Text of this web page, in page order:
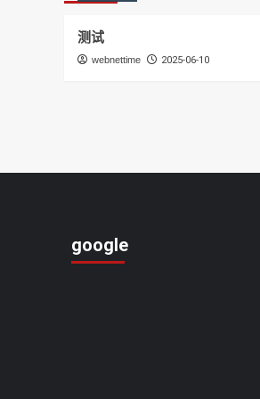
测试
webnettime 2025-06-10
google